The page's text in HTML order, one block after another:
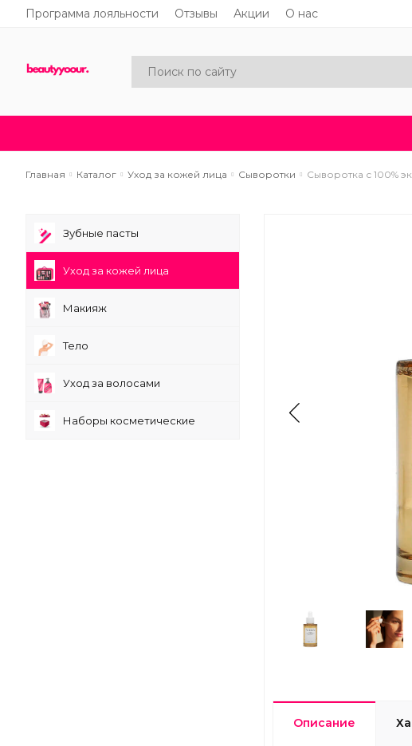
Программа лояльности Отзывы Акции О нас
Главная Каталог Уход за кожей лица Сыворотки Сыворотка с 100%
Зубные пасты
Уход за кожей лица
Макияж
Тело
Уход за волосами
Наборы косметические
Описание